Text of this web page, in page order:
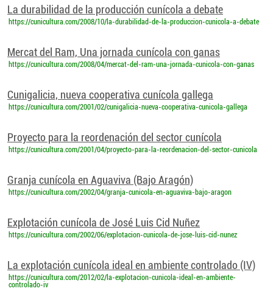
La durabilidad de la producción cunícola a debate
https://cunicultura.com/2008/10/la-durabilidad-de-la-produccion-cunicola-a-debate
Mercat del Ram, Una jornada cunícola con ganas
https://cunicultura.com/2008/04/mercat-del-ram-una-jornada-cunicola-con-ganas
Cunigalicia, nueva cooperativa cunícola gallega
https://cunicultura.com/2001/02/cunigalicia-nueva-cooperativa-cunicola-gallega
Proyecto para la reordenación del sector cunícola
https://cunicultura.com/2001/04/proyecto-para-la-reordenacion-del-sector-cunicola
Granja cunícola en Aguaviva (Bajo Aragón)
https://cunicultura.com/2002/04/granja-cunicola-en-aguaviva-bajo-aragon
Explotación cunícola de José Luis Cid Nuñez
https://cunicultura.com/2002/06/explotacion-cunicola-de-jose-luis-cid-nunez
La explotación cunícola ideal en ambiente controlado (IV)
https://cunicultura.com/2012/02/la-explotacion-cunicola-ideal-en-ambiente-
controlado-iv